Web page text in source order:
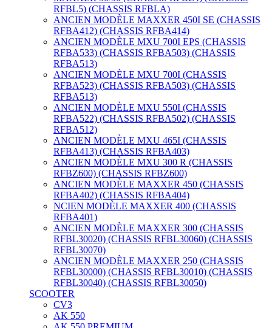
RFBL5) (CHASSIS RFBLA)
ANCIEN MODÈLE MAXXER 450I SE (CHASSIS
RFBA412) (CHASSIS RFBA414)
ANCIEN MODÈLE MXU 700I EPS (CHASSIS
RFBA533) (CHASSIS RFBA503) (CHASSIS
RFBA513)
ANCIEN MODÈLE MXU 700I (CHASSIS
RFBA523) (CHASSIS RFBA503) (CHASSIS
RFBA513)
ANCIEN MODÈLE MXU 550I (CHASSIS
RFBA522) (CHASSIS RFBA502) (CHASSIS
RFBA512)
ANCIEN MODÈLE MXU 465I (CHASSIS
RFBA413) (CHASSIS RFBA403)
ANCIEN MODÈLE MXU 300 R (CHASSIS
RFBZ600) (CHASSIS RFBZ600)
ANCIEN MODÈLE MAXXER 450 (CHASSIS
RFBA402) (CHASSIS RFBA404)
NCIEN MODÈLE MAXXER 400 (CHASSIS
RFBA401)
ANCIEN MODÈLE MAXXER 300 (CHASSIS
RFBL30020) (CHASSIS RFBL30060) (CHASSIS
RFBL30070)
ANCIEN MODÈLE MAXXER 250 (CHASSIS
RFBL30000) (CHASSIS RFBL30010) (CHASSIS
RFBL30040) (CHASSIS RFBL30050)
SCOOTER
CV3
AK 550